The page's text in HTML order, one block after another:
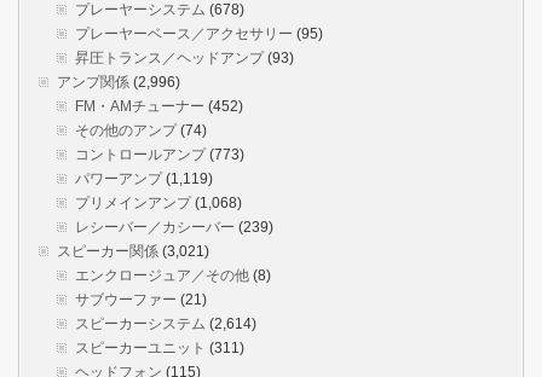
プレーヤーシステム (678)
プレーヤーベース／アクセサリー (95)
昇圧トランス／ヘッドアンプ(93)
アンプ関係 (2,996)
FM・AMチューナー (452)
その他のアンプ(74)
コントロールアンプ(773)
パワーアンプ(1,119)
プリメインアンプ(1,068)
レシーバー／カシーバー (239)
スピーカー関係 (3,021)
エンクロージュア／その他 (8)
サブウーファー (21)
スピーカーシステム (2,614)
スピーカーユニット (311)
ヘッドフォン (115)